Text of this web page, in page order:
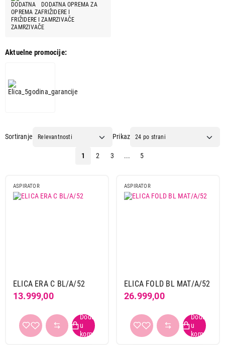
DODATNA OPREMA ZA
FRIŽIDERE I
ZAMRZIVAČE
Aktuelne promocije:
Sortiranje Prikaz
1 2 3 ... 5
ASPIRATOR
ELICA ERA C BL/A/52
13.999,00
ASPIRATOR
ELICA FOLD BL MAT/A/52
26.999,00